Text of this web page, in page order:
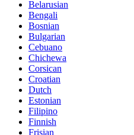
Belarusian
Bengali
Bosnian
Bulgarian
Cebuano
Chichewa
Corsican
Croatian
Dutch
Estonian
Filipino
Finnish
Frisian